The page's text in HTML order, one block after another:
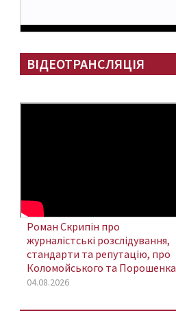
ВІДЕОТРАНСЛЯЦІЯ
Роман Скрипін про
журналістські розслідування,
стандарти та репутацію, про
Коломойського та Порошенка
04.08.2026